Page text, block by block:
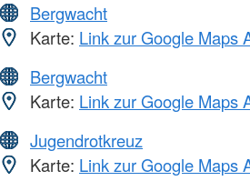
Bergwacht
Karte: Link zur Google Maps
Bergwacht
Karte: Link zur Google Maps
Jugendrotkreuz
Karte: Link zur Google Maps